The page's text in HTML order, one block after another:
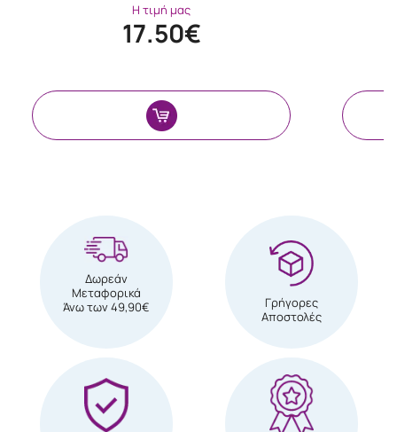
Η τιμή μας
17.50€
Δωρεάν
Μεταφορικά
Άνω των 49,90€
Γρήγορες
Αποστολές